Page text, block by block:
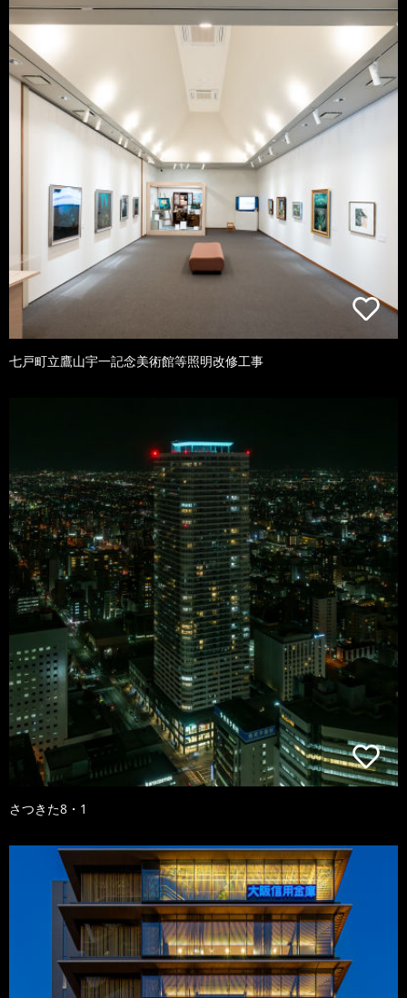
七戸町立鷹山宇一記念美術館等照明改修工事
さつきた8・1